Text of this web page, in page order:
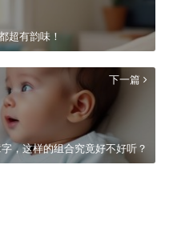
超有韵味！
下一篇
，这样的组合究竟好不好听？